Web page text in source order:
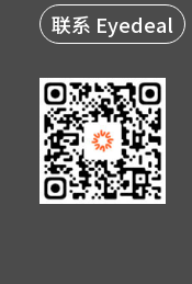
联系 Eyedeal